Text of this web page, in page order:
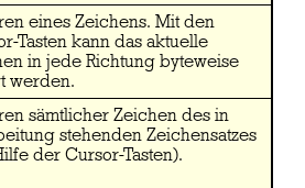
eines Zeichens. Mit den
Tasten kann das aktuelle
in jede Richtung byteweise
werden.
sämtlicher Zeichen des in
stehenden Zeichensatzes
der Cursor-Tasten).